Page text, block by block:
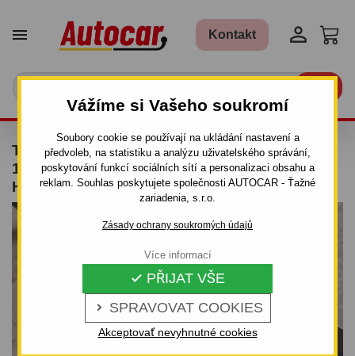
Vážíme si Vašeho soukromí
Soubory cookie se používají na ukládání nastavení a
předvoleb, na statistiku a analýzu uživatelského správání,
poskytování funkcí sociálních sítí a personalizaci obsahu a
reklam. Souhlas poskytujete společnosti AUTOCAR - Ťažné
zariadenia, s.r.o.
Zásady ochrany soukromých údajů
 SPRAVOVAT COOKIES
 PŘIJAT VŠE
Akceptovať nevyhnutné cookies
Více informací
 Kontakt 
TAŽNÉ ZAŘÍZENÍ PRO VW POLO II (1990–
1994) – PEVNÝ ŠROUBOVÝ SYSTÉM AUTO-
HAK